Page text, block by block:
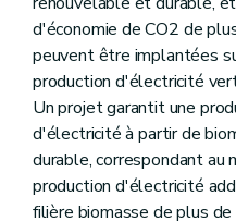
d'économie de CO2 de
peuvent être implantées
production d'électricité
Un projet garantit une
d'électricité à partir de
durable, correspondant au
production d'électricité
filière biomasse de plus